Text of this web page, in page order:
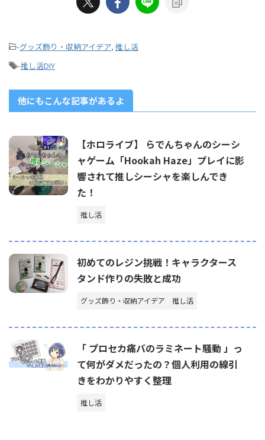
-グッズ飾り・収納アイデア, 推し活
-推し活DIY
他にもこんな記事があるよ
【ホロライブ】 らでんちゃんのシーシ
ャゲーム「Hookah Haze」プレイに影
響されて推しシーシャを楽しんでき
た！
推し活
初めてのレジン挑戦！キャラクタース
タンド作りの失敗と成功
グッズ飾り・収納アイデア 推し活
「 プロセカ痛バのラミネート騒動 」っ
て何がダメだったの？個人利用の線引
きをわかりやすく整理
推し活